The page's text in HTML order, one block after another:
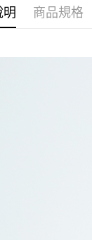
明 商品規格